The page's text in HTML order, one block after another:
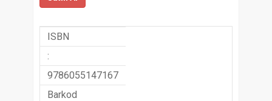
ISBN
:
9786055147167
Barkod